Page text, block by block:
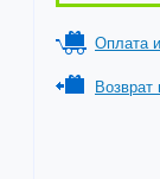
Оплата
Возврат